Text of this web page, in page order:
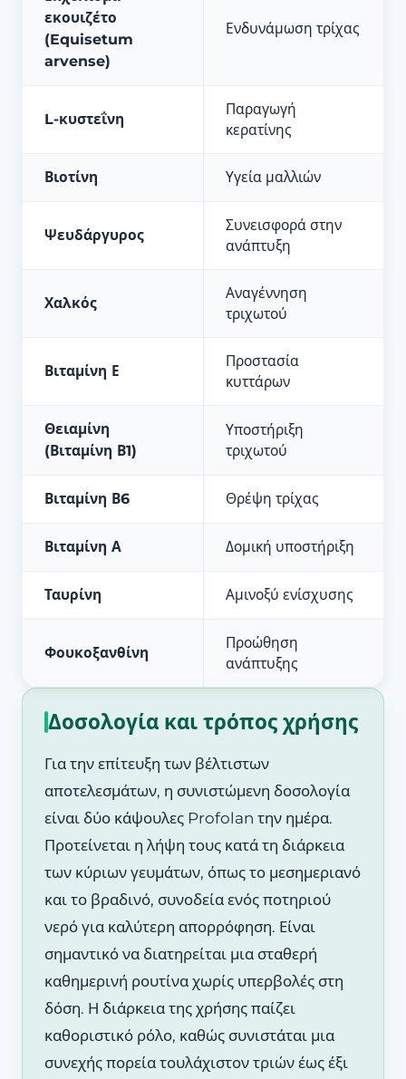
εκουιζέτο
(Equisetum
arvense)
Ενδυνάμωση τρίχας
L-κυστεΐνη
Παραγωγή
κερατίνης
Βιοτίνη Υγεία μαλλιών
Ψευδάργυρος
Συνεισφορά στην
ανάπτυξη
Χαλκός
Αναγέννηση
τριχωτού
Βιταμίνη Ε
Προστασία
κυττάρων
Θειαμίνη
(Βιταμίνη Β1)
Υποστήριξη
τριχωτού
Βιταμίνη Β6 Θρέψη τρίχας
Βιταμίνη Α Δομική υποστήριξη
Ταυρίνη Αμινοξύ ενίσχυσης
Φουκοξανθίνη
Προώθηση
ανάπτυξης
Δοσολογία και τρόπος χρήσης
Για την επίτευξη των βέλτιστων
αποτελεσμάτων, η συνιστώμενη δοσολογία
είναι δύο κάψουλες Profolan την ημέρα.
Προτείνεται η λήψη τους κατά τη διάρκεια
των κύριων γευμάτων, όπως το μεσημεριανό
και το βραδινό, συνοδεία ενός ποτηριού
νερό για καλύτερη απορρόφηση. Είναι
σημαντικό να διατηρείται μια σταθερή
καθημερινή ρουτίνα χωρίς υπερβολές στη
δόση. Η διάρκεια της χρήσης παίζει
καθοριστικό ρόλο, καθώς συνιστάται μια
συνεχής πορεία τουλάχιστον τριών έως έξι